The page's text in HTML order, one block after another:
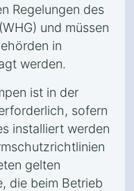
Regelungen des
und müssen
in
werden.
ist in der
sofern
installiert werden
gelten
die beim Betrieb